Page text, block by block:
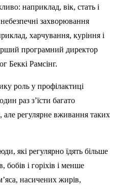
наприклад, вік, стать і
захворювання
харчування, куріння і
програмний директор
Беккі Рамсінг.
роль у профілактиці
раз з’їсти багато
регулярне вживання таких
які регулярно їдять більше
бобів і горіхів і менше
насичених жирів,